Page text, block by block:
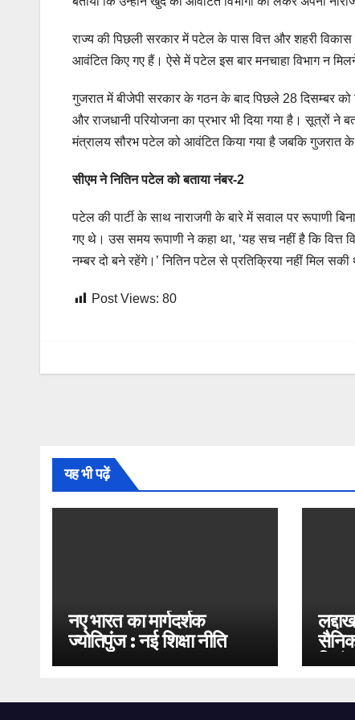
राज्य की पिछली सरकार में पटेल के पास वित्त और शहरी
आवंटित किए गए हैं। ऐसे में पटेल इस बार मनचाहा विभाग न
गुजरात में बीजेपी सरकार के गठन के बाद पिछले 28 दिसम्बर को
और राजधानी परियोजना का प्रभार भी दिया गया है। सूत्रों ने
मंत्रालय सौरभ पटेल को आवंटित किया गया है जबकि गुजरात के
सीएम ने नितिन पटेल को बताया नंबर-2
पटेल की पार्टी के साथ नाराजगी के बारे में सवाल पर रूपाणी
गए थे। उस समय रूपाणी ने कहा था, ‘यह सच नहीं है कि वित्त
नम्बर दो बने रहेंगे।’ नितिन पटेल से प्रतिक्रिया नहीं मिल सकी
Post Views: 80
यह भी पढ़ें
नए भारत का मार्गदर्शक
ज्योतिपुंज : नई शिक्षा नीति
2020
भिड़ंत